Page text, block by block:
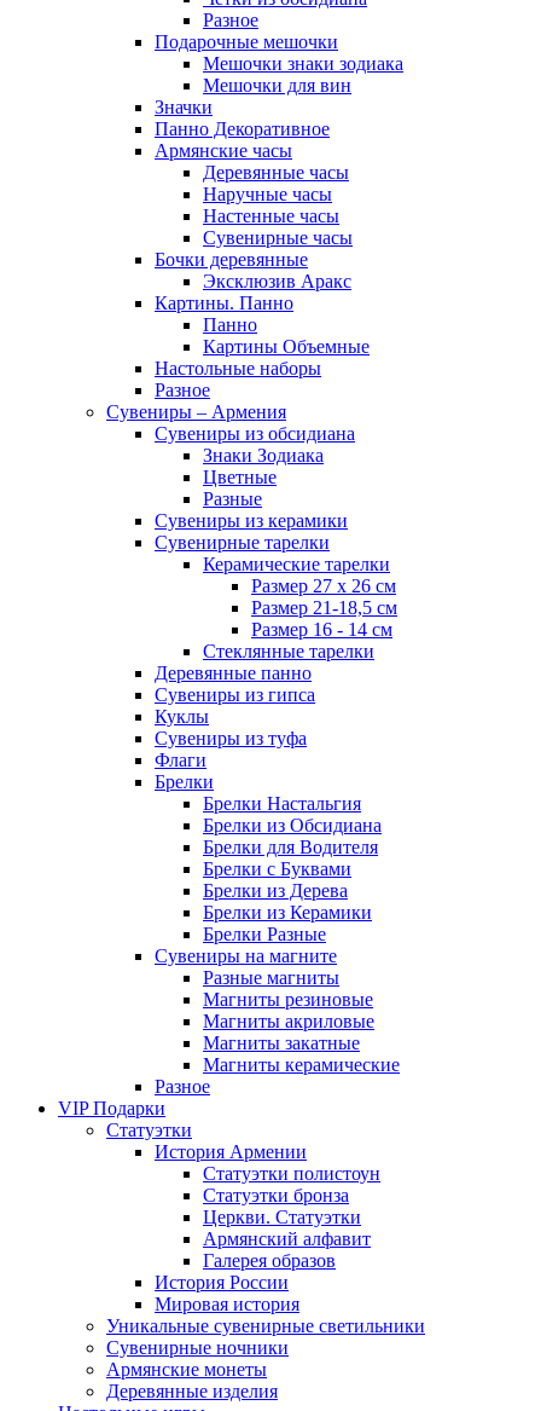
Разное
Подарочные мешочки
Мешочки знаки зодиака
Мешочки для вин
Значки
Панно Декоративное
Армянские часы
Деревянные часы
Наручные часы
Настенные часы
Сувенирные часы
Бочки деревянные
Эксклюзив Аракс
Картины. Панно
Панно
Картины Объемные
Настольные наборы
Разное
Сувениры – Армения
Сувениры из обсидиана
Знаки Зодиака
Цветные
Разные
Сувениры из керамики
Сувенирные тарелки
Керамические тарелки
Размер 27 х 26 см
Размер 21-18,5 см
Размер 16 - 14 см
Стеклянные тарелки
Деревянные панно
Сувениры из гипса
Куклы
Сувениры из туфа
Флаги
Брелки
Брелки Настальгия
Брелки из Обсидиана
Брелки для Водителя
Брелки с Буквами
Брелки из Дерева
Брелки из Керамики
Брелки Разные
Сувениры на магните
Разные магниты
Магниты резиновые
Магниты акриловые
Магниты закатные
Магниты керамические
Разное
VIP Подарки
Статуэтки
История Армении
Статуэтки полистоун
Статуэтки бронза
Церкви. Статуэтки
Армянский алфавит
Галерея образов
История России
Мировая история
Уникальные сувенирные светильники
Сувенирные ночники
Армянские монеты
Деревянные изделия